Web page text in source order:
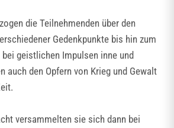
die Teilnehmenden über den
Gedenkpunkte bis hin zum
geistlichen Impulsen inne und
auch den Opfern von Krieg und Gewalt
versammelten sie sich dann bei